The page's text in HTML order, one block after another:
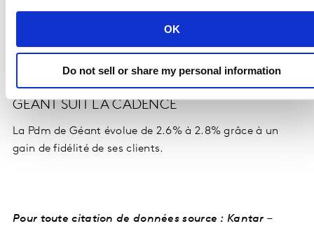
OK
Do not sell or share my personal information
dépenses des ménages français. Aldi (Pdm = 2.4%)
gagne +0.1pt de Pdm et 170 000 clients
supplémentaires. 52% des foyers déclarent aimer
l’enseigne, soit +5pts de plus qu’il y a deux ans.
GEANT SUIT LA CADENCE
La Pdm de Géant évolue de 2.6% à 2.8% grâce à un
gain de fidélité de ses clients.
Pour toute citation de données source : Kantar –